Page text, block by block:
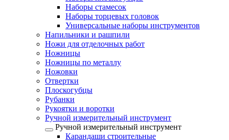
Наборы стамесок
Наборы торцевых головок
Универсальные наборы инструментов
Напильники и рашпили
Ножи для отделочных работ
Ножницы
Ножницы по металлу
Ножовки
Отвертки
Плоскогубцы
Рубанки
Рукоятки и воротки
Ручной измерительный инструмент
Ручной измерительный инструмент
Карандаши строительные